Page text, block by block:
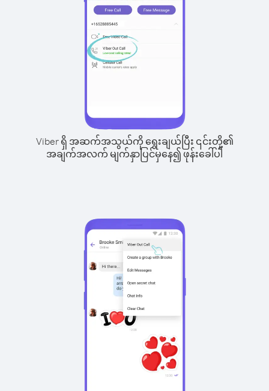
Viber ရှိ အဆက်အသွယ်ကို ရွေးချယ်ပြီး ၎င်းတို့၏
အချက်အလက် မျက်နှာပြင်မှနေ၍ ဖုန်းခေါ်ပါ